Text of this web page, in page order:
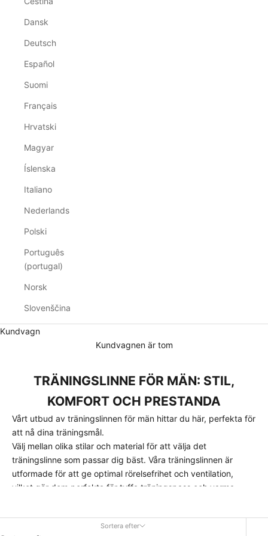
Dansk
Deutsch
Español
Suomi
Français
Hrvatski
Magyar
Íslenska
Italiano
Nederlands
Polski
Português
(portugal)
Norsk
Slovenščina
Kundvagn
Kundvagnen är tom
TRÄNINGSLINNE FÖR MÄN: STIL,
KOMFORT OCH PRESTANDA
Vårt utbud av träningslinnen för män hittar du här, perfekta för
att nå dina träningsmål.
Välj mellan olika stilar och material för att välja det
träningslinne som passar dig bäst. Våra träningslinnen är
utformade för att ge optimal rörelsefrihet och ventilation,
vilket gör dem perfekta för tuffa träningspass och varma
Vårt sortiment av träningslinnen innehåller allt från klassiska
Sortera efter